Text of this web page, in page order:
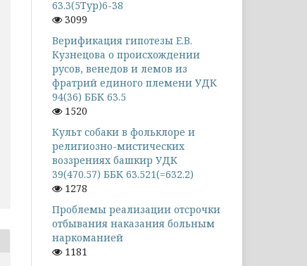
63.3(5Тур)6-38
3099
Верификация гипотезы Е.В.
Кузнецова о происхождении
русов, венедов и лемов из
фратрий единого племени УДК
94(36) ББК 63.5
1520
Культ собаки в фольклоре и
религиозно-мистических
воззрениях башкир УДК
39(470.57) ББК 63.521(=632.2)
1278
Проблемы реализации отсрочки
отбывания наказания больным
наркоманией
1181